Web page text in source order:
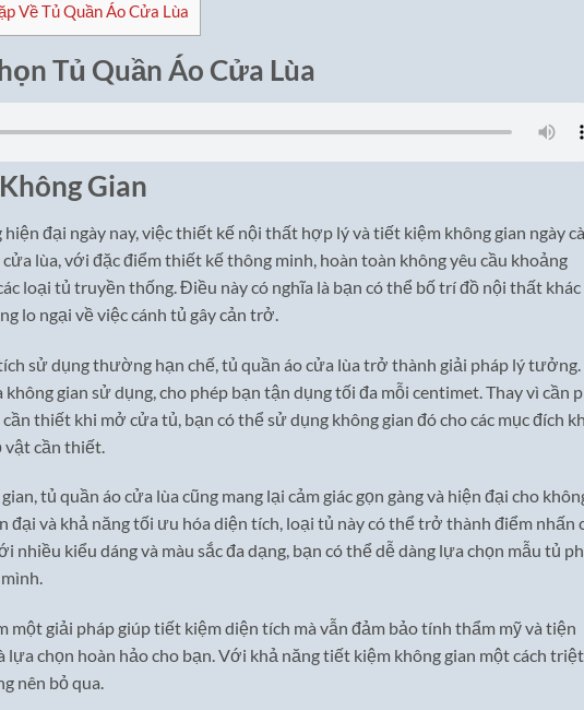
Về Tủ Quần Áo Cửa Lùa
Tủ Quần Áo Cửa Lùa
Gian
hiện đại ngày nay, việc thiết kế nội thất hợp lý và tiết kiệm không gian ngày
lùa, với đặc điểm thiết kế thông minh, hoàn toàn không yêu cầu khoảng
loại tủ truyền thống. Điều này có nghĩa là bạn có thể bố trí đồ nội thất khác
lo ngại về việc cánh tủ gây cản trở.
sử dụng thường hạn chế, tủ quần áo cửa lùa trở thành giải pháp lý tưởng.
gian sử dụng, cho phép bạn tận dụng tối đa mỗi centimet. Thay vì cần
thiết khi mở cửa tủ, bạn có thể sử dụng không gian đó cho các mục đích
cần thiết.
tủ quần áo cửa lùa cũng mang lại cảm giác gọn gàng và hiện đại cho
đại và khả năng tối ưu hóa diện tích, loại tủ này có thể trở thành điểm nhấn
nhiều kiểu dáng và màu sắc đa dạng, bạn có thể dễ dàng lựa chọn mẫu tủ
một giải pháp giúp tiết kiệm diện tích mà vẫn đảm bảo tính thẩm mỹ và tiện
lựa chọn hoàn hảo cho bạn. Với khả năng tiết kiệm không gian một cách triệt
nên bỏ qua.